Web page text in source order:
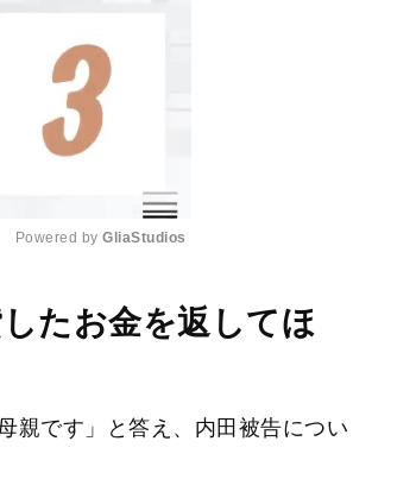
u
Powered by GliaStudios
たお金を返してほ
親です」と答え、内田被告につい